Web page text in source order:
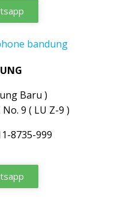
Baru )
9 ( LU Z-9 )
8735-999